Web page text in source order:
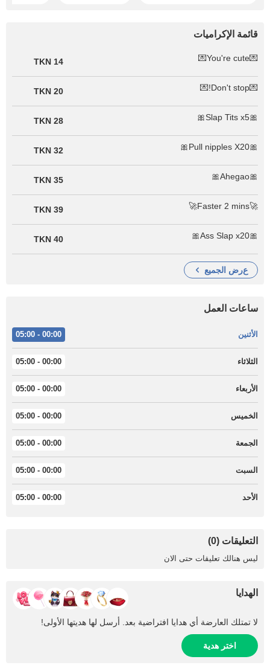
قائمة الإكراميات
💌You're cute💌
14 TKN
💌Don't stop!💌
20 TKN
🎀Slap Tits x5🎀
28 TKN
🎀Pull nipples X20🎀
32 TKN
🎀Ahegao🎀
35 TKN
🚀Faster 2 mins🚀
39 TKN
🎀Ass Slap x20🎀
40 TKN
عرض الجميع
ساعات العمل
الأثنين 00:00 - 05:00
الثلاثاء 00:00 - 05:00
الأربعاء 00:00 - 05:00
الخميس 00:00 - 05:00
الجمعة 00:00 - 05:00
السبت 00:00 - 05:00
الأحد 00:00 - 05:00
التعليقات (0)
ليس هنالك تعليقات حتى الان
الهدايا
لا تمتلك العارضة أي هدايا افتراضية بعد. أرسل لها هديتها الأولى!
اختر هدية